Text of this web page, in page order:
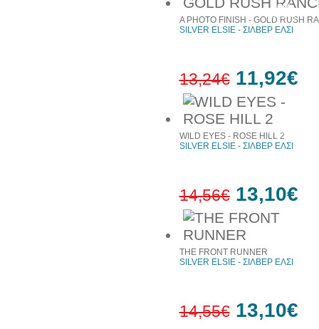
10%
έκπτωση
10%
έκπτωση
A PHOTO FINISH - GOLD RUSH
SILVER ELSIE - ΣΙΛΒΕΡ ΕΛΣΙ
13,24€ 11,92€
WILD EYES - ROSE HILL 2
SILVER ELSIE - ΣΙΛΒΕΡ ΕΛΣΙ
14,56€ 13,10€
THE FRONT RUNNER
SILVER ELSIE - ΣΙΛΒΕΡ ΕΛΣΙ
14,55€ 13,10€